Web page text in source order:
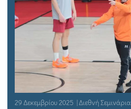
29 Δεκεμβρίου 2025 | Διεθνή Σεμινάρια